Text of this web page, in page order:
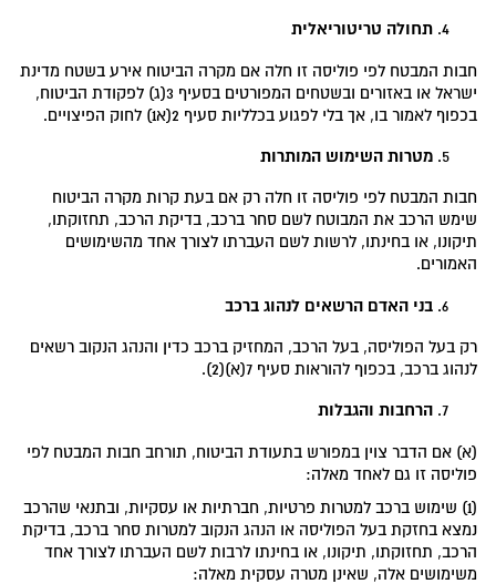
תחולה טריטוריאלית
חבות המבטח לפי פוליסה זו חלה אם מקרה הביטוח אירע בשטח מדינת
ישראל או באזורים ובשטחים המפורטים בסעיף 3(ג) לפקודת הביטוח,
בכפוף לאמור בו, אך בלי לפגוע בכלליות סעיף 2(א1) לחוק הפיצויים.
מטרות השימוש המותרות
חבות המבטח לפי פוליסה זו חלה רק אם בעת קרות מקרה הביטוח
שימש הרכב את המבוטח לשם סחר ברכב, בדיקת הרכב, תחזוקתו,
תיקונו, או בחינתו, לרשות לשם העברתו לצורך אחד מהשימושים
האמורים.
בני האדם הרשאים לנהוג ברכב
רק בעל הפוליסה, בעל הרכב, המחזיק ברכב כדין והנהג הנקוב רשאים
לנהוג ברכב, בכפוף להוראות סעיף 7(א)(2).
הרחבות והגבלות
(א) אם הדבר צוין במפורש בתעודת הביטוח, תורחב חבות המבטח לפי
פוליסה זו גם לאחד מאלה:
(1) שימוש ברכב למטרות פרטיות, חברתיות או עסקיות, ובתנאי שהרכב
נמצא בחזקת בעל הפוליסה או הנהג הנקוב למטרות סחר ברכב, בדיקת
הרכב, תחזוקתו, תיקונו, או בחינתו לרבות לשם העברתו לצורך אחד
משימושים אלה, שאינן מטרה עסקית מאלה: